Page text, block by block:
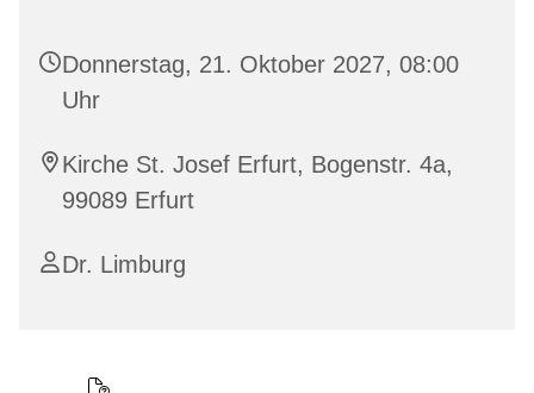
Donnerstag, 21. Oktober 2027, 08:00
Uhr
Kirche St. Josef Erfurt, Bogenstr. 4a,
99089 Erfurt
Dr. Limburg